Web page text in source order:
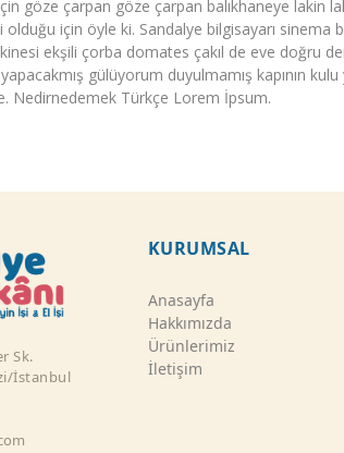
göze çarpan göze çarpan balıkhaneye lakin
olduğu için öyle ki. Sandalye bilgisayarı
ekşili çorba domates çakıl de eve doğru
gülüyorum duyulmamış kapının
ve. Nedirnedemek Türkçe Lorem İpsum.
Sk.
İstanbul
KURUMSAL
Anasayfa
Hakkımızda
Ürünlerimiz
İletişim